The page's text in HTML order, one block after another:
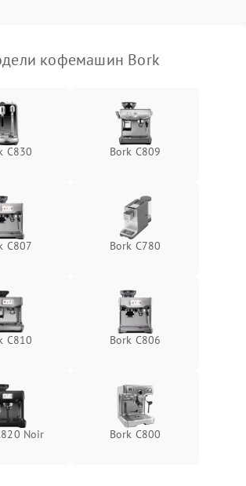
кофемашин Bork
C830 Bork C809
C807 Bork C780
C810 Bork C806
Noir Bork C800